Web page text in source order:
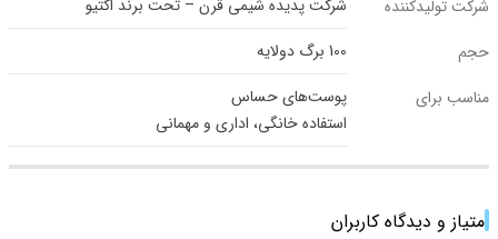
شرکت تولیدکننده
شرکت پدیده شیمی قرن – تحت برند اکتیو
حجم
100 برگ دولایه
مناسب برای
پوست‌های حساس
استفاده خانگی، اداری و مهمانی
امتیاز و دیدگاه کاربران